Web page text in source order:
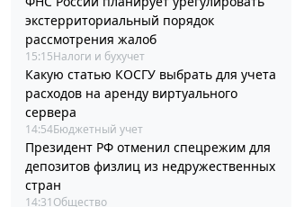
экстерриториальный порядок
рассмотрения жалоб
15:15Налоги и бухучет
Какую статью КОСГУ выбрать для учета
расходов на аренду виртуального
сервера
14:54Бюджетный учет
Президент РФ отменил спецрежим для
депозитов физлиц из недружественных
стран
14:31 Общество